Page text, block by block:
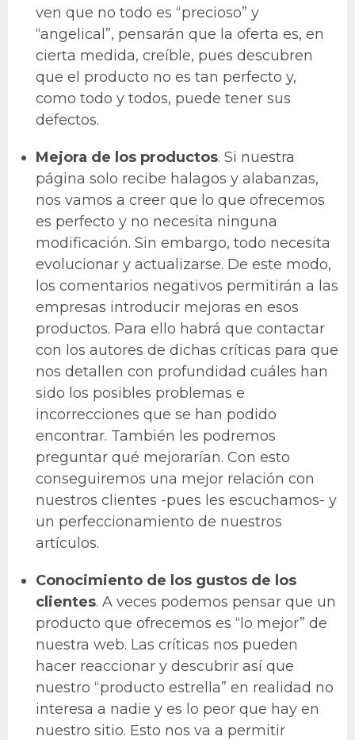
ven que no todo es “precioso” y
“angelical”, pensarán que la oferta es, en
cierta medida, creíble, pues descubren
que el producto no es tan perfecto y,
como todo y todos, puede tener sus
defectos.
Mejora de los productos. Si nuestra
página solo recibe halagos y alabanzas,
nos vamos a creer que lo que ofrecemos
es perfecto y no necesita ninguna
modificación. Sin embargo, todo necesita
evolucionar y actualizarse. De este modo,
los comentarios negativos permitirán a las
empresas introducir mejoras en esos
productos. Para ello habrá que contactar
con los autores de dichas críticas para que
nos detallen con profundidad cuáles han
sido los posibles problemas e
incorrecciones que se han podido
encontrar. También les podremos
preguntar qué mejorarían. Con esto
conseguiremos una mejor relación con
nuestros clientes -pues les escuchamos- y
un perfeccionamiento de nuestros
artículos.
Conocimiento de los gustos de los
clientes. A veces podemos pensar que un
producto que ofrecemos es “lo mejor” de
nuestra web. Las críticas nos pueden
hacer reaccionar y descubrir así que
nuestro “producto estrella” en realidad no
interesa a nadie y es lo peor que hay en
nuestro sitio. Esto nos va a permitir